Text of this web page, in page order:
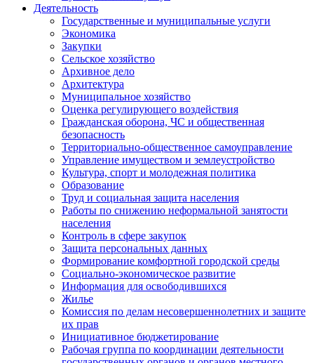
Деятельность
Государственные и муниципальные услуги
Экономика
Закупки
Сельское хозяйство
Архивное дело
Архитектура
Муниципальное хозяйство
Оценка регулирующего воздействия
Гражданская оборона, ЧС и общественная
безопасность
Территориально-общественное самоуправление
Управление имуществом и землеустройство
Культура, спорт и молодежная политика
Образование
Труд и социальная защита населения
Работы по снижению неформальной занятости
населения
Контроль в сфере закупок
Защита персональных данных
Формирование комфортной городской среды
Социально-экономическое развитие
Информация для освободившихся
Жилье
Комиссия по делам несовершеннолетних и защите
их прав
Инициативное бюджетирование
Рабочая группа по координации деятельности